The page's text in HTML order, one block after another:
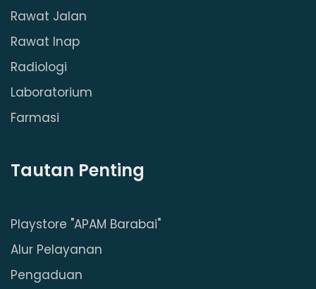
Rawat Jalan
Rawat Inap
Radiologi
Laboratorium
Farmasi
Tautan Penting
Playstore "APAM Barabai"
Alur Pelayanan
Pengaduan